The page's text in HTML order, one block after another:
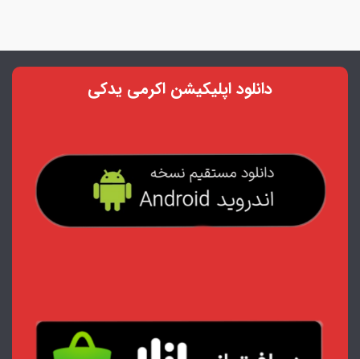
دانلود اپلیکیشن اکرمی یدکی